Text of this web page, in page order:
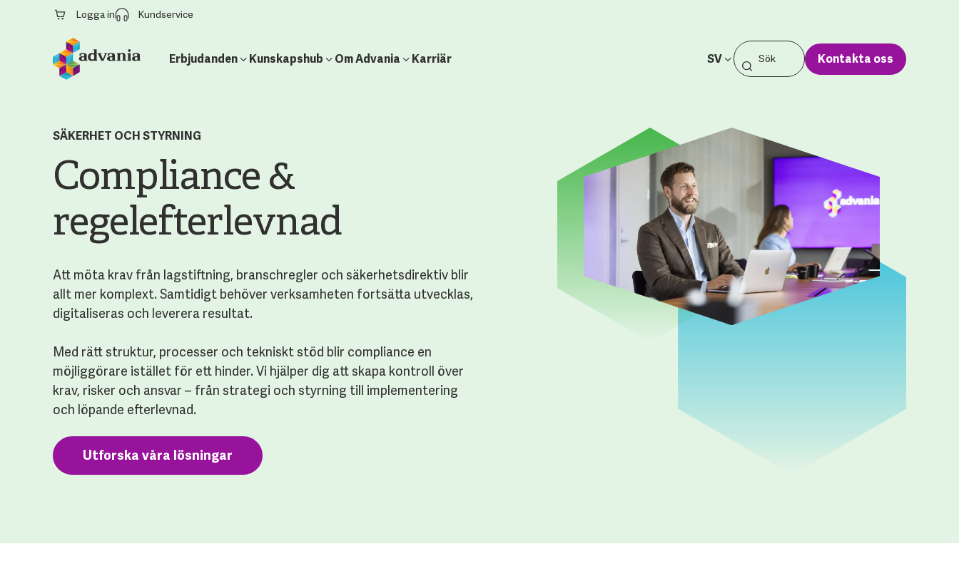
Logga in Kundservice
Erbjudanden Kunskapshub Om Advania Karriär SV Kontakta oss
SÄKERHET OCH STYRNING
Compliance &
regelefterlevnad
Att möta krav från lagstiftning, branschregler och säkerhetsdirektiv blir
allt mer komplext. Samtidigt behöver verksamheten fortsätta utvecklas,
digitaliseras och leverera resultat.
Med rätt struktur, processer och tekniskt stöd blir compliance en
möjliggörare istället för ett hinder. Vi hjälper dig att skapa kontroll över
krav, risker och ansvar – från strategi och styrning till implementering
och löpande efterlevnad.
Utforska våra lösningar